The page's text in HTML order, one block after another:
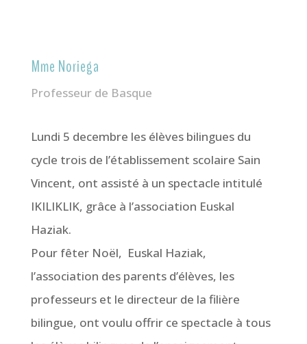
Mme Noriega
Professeur de Basque
Lundi 5 decembre les élèves bilingues du
cycle trois de l’établissement scolaire Sain
Vincent, ont assisté à un spectacle intitulé
IKILIKLIK, grâce à l’association Euskal
Haziak.
Pour fêter Noël, Euskal Haziak,
l’association des parents d’élèves, les
professeurs et le directeur de la filière
bilingue, ont voulu offrir ce spectacle à tous